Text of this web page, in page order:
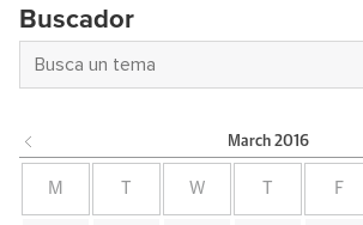
Buscador
March 2016
M W F